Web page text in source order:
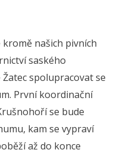
našich pivních
saského
spolupracovat se
První koordinační
se bude
kam se vypraví
až do konce